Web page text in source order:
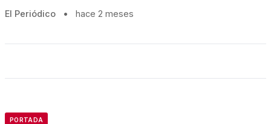
El Periódico • hace 2 meses
PORTADA